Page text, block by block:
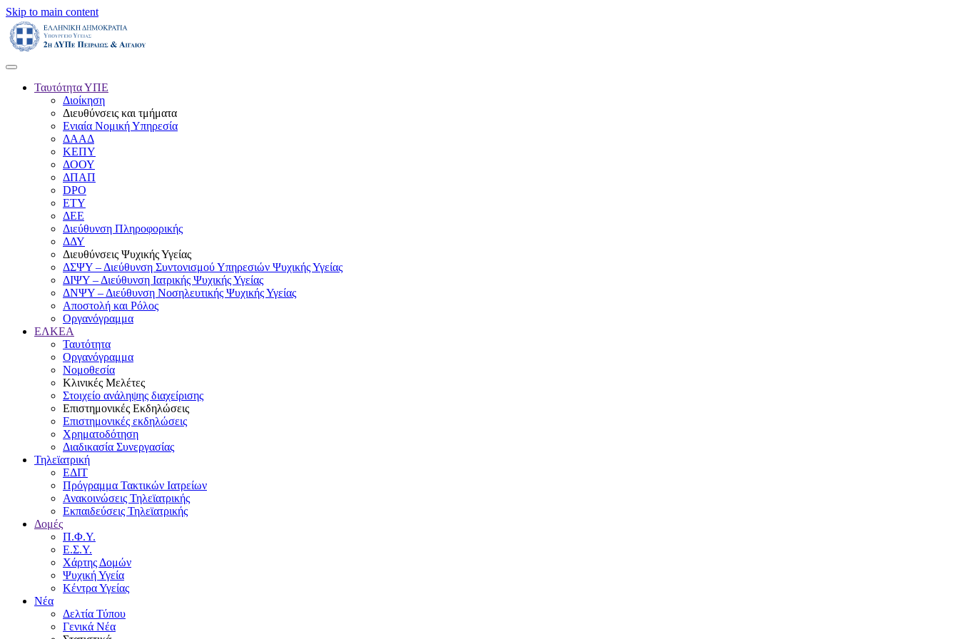
Skip to main content
Ταυτότητα ΥΠΕ
Διοίκηση
Διευθύνσεις και τμήματα
Ενιαία Νομική Υπηρεσία
ΔΑΑΔ
ΚΕΠΥ
ΔΟΟΥ
ΔΠΑΠ
DPO
ΕΤΥ
ΔΕΕ
Διεύθυνση Πληροφορικής
ΔΔΥ
Διευθύνσεις Ψυχικής Υγείας
ΔΣΨΥ – Διεύθυνση Συντονισμού Υπηρεσιών Ψυχικής Υγείας
ΔΙΨΥ – Διεύθυνση Ιατρικής Ψυχικής Υγείας
ΔΝΨΥ – Διεύθυνση Νοσηλευτικής Ψυχικής Υγείας
Αποστολή και Ρόλος
Οργανόγραμμα
ΕΛΚΕΑ
Ταυτότητα
Οργανόγραμμα
Νομοθεσία
Κλινικές Μελέτες
Στοιχείο ανάληψης διαχείρισης
Επιστημονικές Εκδηλώσεις
Επιστημονικές εκδηλώσεις
Χρηματοδότηση
Διαδικασία Συνεργασίας
Τηλεϊατρική
ΕΔΙΤ
Πρόγραμμα Τακτικών Ιατρείων
Ανακοινώσεις Τηλεϊατρικής
Εκπαιδεύσεις Τηλεϊατρικής
Δομές
Π.Φ.Υ.
Ε.Σ.Υ.
Χάρτης Δομών
Ψυχική Υγεία
Κέντρα Υγείας
Νέα
Δελτία Τύπου
Γενικά Νέα